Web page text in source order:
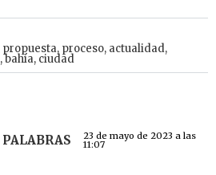
propuesta, proceso, actualidad,
,bahía, ciudad
23 de mayo de 2023 a las
11:07